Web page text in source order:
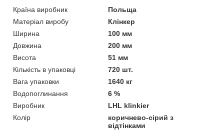
Країна виробник
Польща
Матеріал виробу
Клінкер
Ширина
100 мм
Довжина
200 мм
Висота
51 мм
Кількість в упаковці
720 шт.
Вага упаковки
1640 кг
Водопоглинання
6 %
Виробник
LHL klinkier
Колір
коричнево-сірий з
відтінками